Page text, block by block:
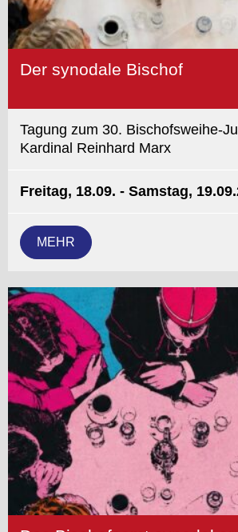
Der synodale Bischof
Tagung zum 30. Bischofsweihe-
Kardinal Reinhard Marx
Freitag, 18.09. - Samstag,
MEHR